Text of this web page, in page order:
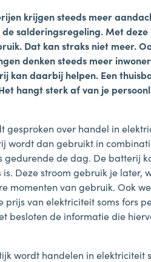
krijgen steeds meer
de salderingsregeling. Met
Dat kan straks niet meer.
denken steeds meer
kan daarbij helpen. Een
hangt sterk af van je
gesproken over handel in
wordt dan gebruikt in
gedurende de dag. De batterij
is. Deze stroom gebruik je later,
momenten van gebruik. Ook
prijs van elektriciteit soms fors
besloten de informatie die
wordt handelen in elektriciteit